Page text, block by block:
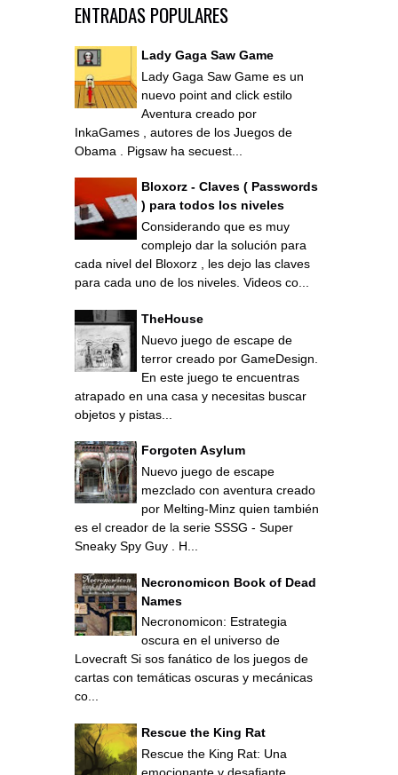
ENTRADAS POPULARES
Lady Gaga Saw Game
Lady Gaga Saw Game es un
nuevo point and click estilo
Aventura creado por
InkaGames , autores de los Juegos de
Obama . Pigsaw ha secuest...
Bloxorz - Claves ( Passwords
) para todos los niveles
Considerando que es muy
complejo dar la solución para
cada nivel del Bloxorz , les dejo las claves
para cada uno de los niveles. Videos co...
TheHouse
Nuevo juego de escape de
terror creado por GameDesign.
En este juego te encuentras
atrapado en una casa y necesitas buscar
objetos y pistas...
Forgoten Asylum
Nuevo juego de escape
mezclado con aventura creado
por Melting-Minz quien también
es el creador de la serie SSSG - Super
Sneaky Spy Guy . H...
Necronomicon Book of Dead
Names
Necronomicon: Estrategia
oscura en el universo de
Lovecraft Si sos fanático de los juegos de
cartas con temáticas oscuras y mecánicas
co...
Rescue the King Rat
Rescue the King Rat: Una
emocionante y desafiante